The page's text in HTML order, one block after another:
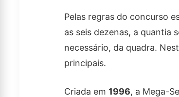
Pelas regras do concurso
as seis dezenas, a quantia
necessário, da quadra.
principais.
Criada em 1996, a Mega-